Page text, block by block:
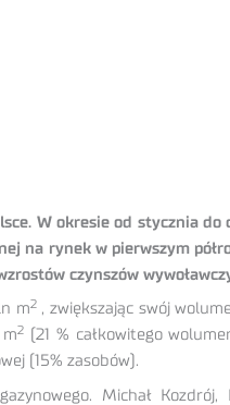
W okresie od stycznia do
na rynek w pierwszym
czynszów
m2, zwiększając swój
2
(21 % całkowitego
(15% zasobów).
Michał Kozdrój,